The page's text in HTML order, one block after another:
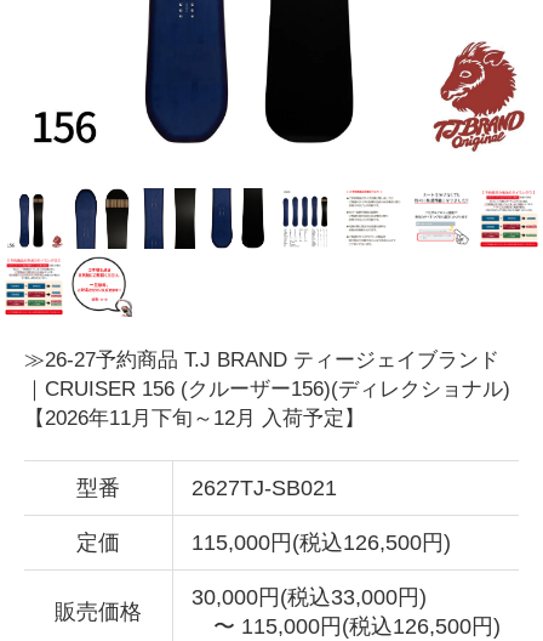
≫26-27予約商品 T.J BRAND ティージェイブランド
｜CRUISER 156 (クルーザー156)(ディレクショナル)
【2026年11月下旬～12月 入荷予定】
型番 2627TJ-SB021
定価 115,000円(税込126,500円)
販売価格
30,000円(税込33,000円)
〜 115,000円(税込126,500円)